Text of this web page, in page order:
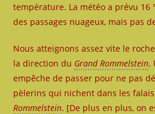
température. La météo a prévu 16
des passages nuageux, mais pas
Nous atteignons assez vite le
la direction du Grand Rommelstein.
empêche de passer pour ne pas
pèlerins qui nichent dans les
Rommelstein. [De plus en plus, on